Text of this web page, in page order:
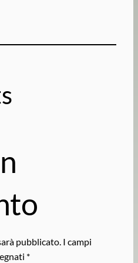
pubblicato. I campi
*